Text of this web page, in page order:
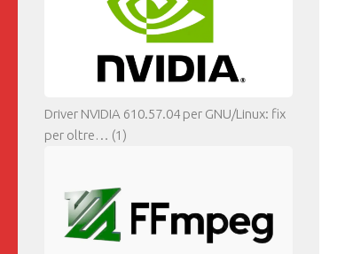
Driver NVIDIA 610.57.04 per GNU/Linux: fix
per oltre… (1)